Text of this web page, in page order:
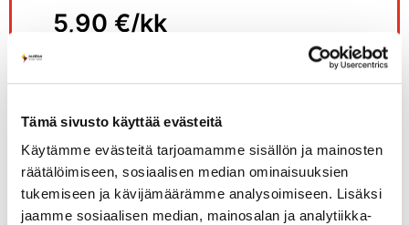
Tämä sivusto käyttää evästeitä
Käytämme evästeitä tarjoamamme sisällön ja mainosten
räätälöimiseen, sosiaalisen median ominaisuuksien
tukemiseen ja kävijämäärämme analysoimiseen. Lisäksi
jaamme sosiaalisen median, mainosalan ja analytiikka-
5,90 €/kk